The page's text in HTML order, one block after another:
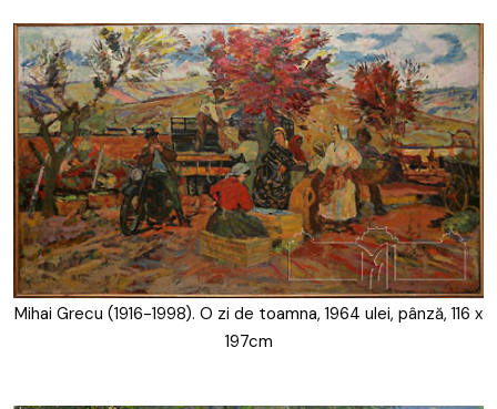
Mihai Grecu (1916-1998). O zi de toamna, 1964 ulei, pânză, 116 x
197cm